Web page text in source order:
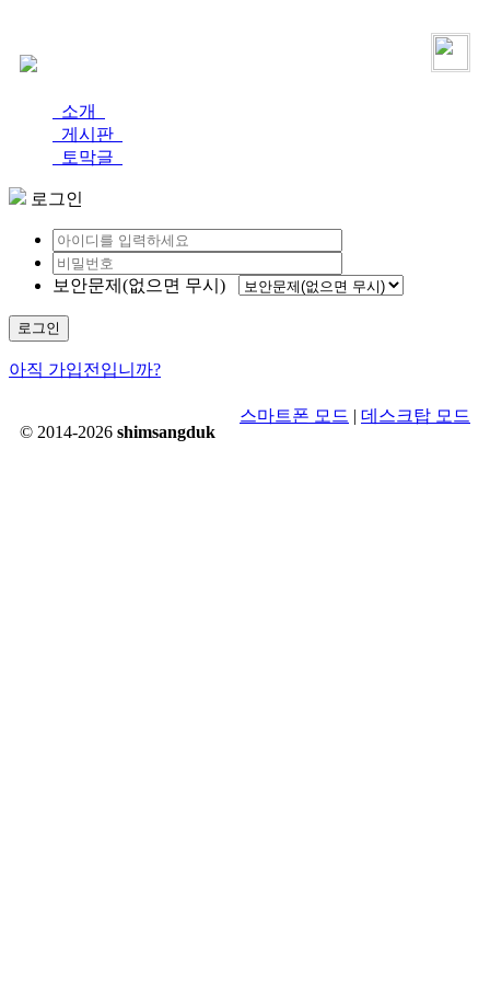
소개
게시판
토막글
로그인
보안문제(없으면 무시)
로그인
아직 가입전입니까?
© 2014-2026 shimsangduk
스마트폰 모드 | 데스크탑 모드